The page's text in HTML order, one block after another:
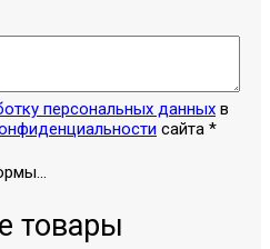
персональных данных в
сайта *
товары